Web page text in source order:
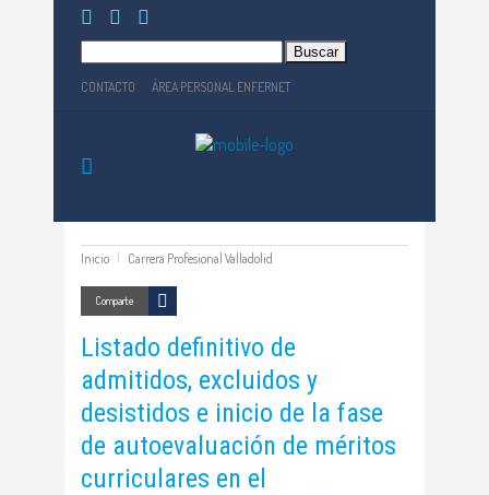
CONTACTO ÁREA PERSONAL ENFERNET
Inicio Carrera Profesional Valladolid
Comparte
Listado definitivo de
admitidos, excluidos y
desistidos e inicio de la fase
de autoevaluación de méritos
curriculares en el